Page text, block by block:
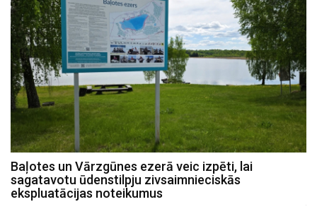
Baļotes un Vārzgūnes ezerā veic izpēti, lai
sagatavotu ūdenstilpju zivsaimnieciskās
ekspluatācijas noteikumus
Par vairāk kā diviem miljoniem eiro pabeigta Ārijas
Elksnes ielas pārbūve Jēkabpilī (FOTO)
julijs 31 , 2026